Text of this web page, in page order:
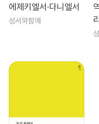
에제키엘서·다니엘서
성서와함께